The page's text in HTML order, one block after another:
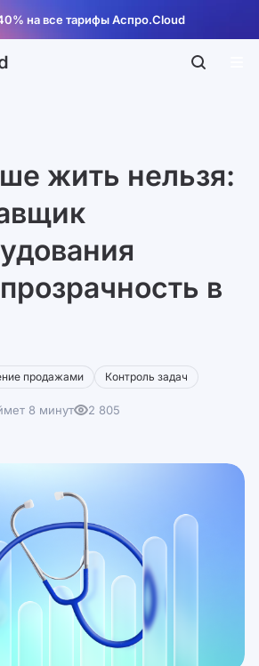
на все тарифы Аспро.Cloud
жить нельзя:
в
продажами Контроль задач
8 минут
2 805